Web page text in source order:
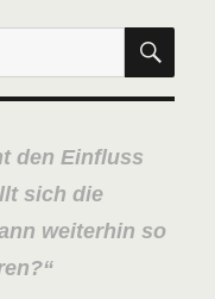
den Einfluss
sich die
weiterhin so